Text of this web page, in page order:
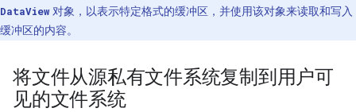
DataView对象，以表示特定格式的缓冲区，并使用该对象来读取和写入
缓冲区的内容。
将文件从源私有文件系统复制到用户可
见的文件系统